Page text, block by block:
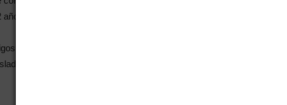
de Entre Ríos. Código Verde.
Amarillos van a quedar internados en el Hospital Chrabalowski de
al Hospital Central y el Código Verde quedó con su familia en